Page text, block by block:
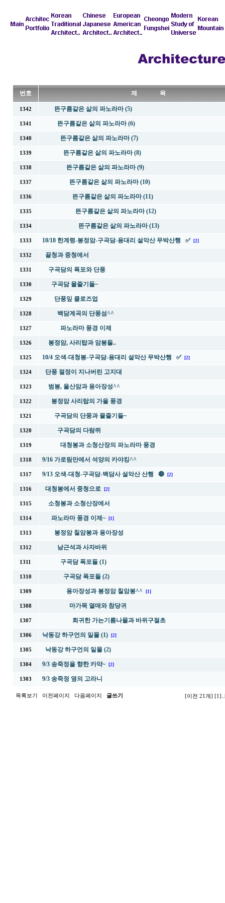
번호 제 목
1342 뜬구름같은 삶의 파노라마 (5)
1341 뜬구름같은 삶의 파노라마 (6)
1340 뜬구름같은 삶의 파노라마 (7)
1339 뜬구름같은 삶의 파노라마 (8)
1338 뜬구름같은 삶의 파노라마 (9)
1337 뜬구름같은 삶의 파노라마 (10)
1336 뜬구름같은 삶의 파노라마 (11)
1335 뜬구름같은 삶의 파노라마 (12)
1334 뜬구름같은 삶의 파노라마 (13)
1333 10/18 한계령-봉정암-구곡담-용대리 설악산 무박산행 ✅ [2]
1332 끝청과 중청에서
1331 구곡담의 폭포와 단풍
1330 구곡담 물줄기들~
1329 단풍잎 클로즈업
1328 백담계곡의 단풍섬^^
1327 파노라마 풍경 이제
1326 봉정암, 사리탑과 암봉들..
1325 10/4 오색-대청봉-구곡담-용대리 설악산 무박산행 ✅ [2]
1324 단풍 절정이 지나버린 고지대
1323 범봉, 울산암과 용아장성^^
1322 봉정암 사리탑의 가을 풍경
1321 구곡담의 단풍과 물줄기들~
1320 구곡담의 다람쥐
1319 대청봉과 소청산장의 파노라마 풍경
1318 9/16 가로림만에서 석양의 카야킹^^
1317 9/13 오색-대청-구곡담-백담사 설악산 산행 🔴 [2]
1316 대청봉에서 중청으로 [2]
1315 소청봉과 소청산장에서
1314 파노라마 풍경 이제~ [1]
1313 봉정암 칠암봉과 용아장성
1312 남근석과 사자바위
1311 구곡담 폭포들 (1)
1310 구곡담 폭포들 (2)
1309 용아장성과 봉정암 칠암봉^^ [1]
1308 마가목 열매와 참당귀
1307 희귀한 가는기름나물과 바위구절초
1306 낙동강 하구언의 일몰 (1) [2]
1305 낙동강 하구언의 일몰 (2)
1304 9/3 송죽정을 향한 카약~ [2]
1303 9/3 송죽정 옆의 고라니
목록보기 이전페이지 다음페이지 글쓰기 [이전 21개] [1]